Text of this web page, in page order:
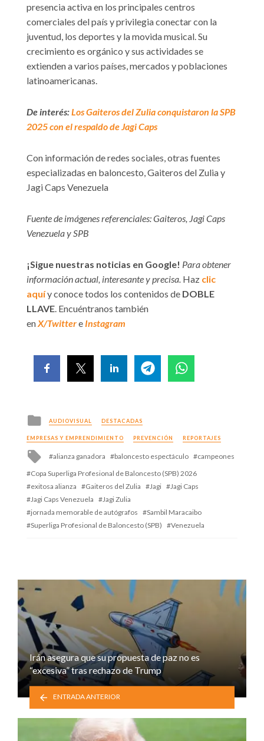
presencia activa en los principales centros
comerciales del país y privilegia conectar con la
juventud, los deportes y la movida musical. Su
crecimiento es orgánico y sus actividades se
extienden a varios países, mercados y poblaciones
latinoamericanas.
De interés:Los Gaiteros del Zulia conquistaron la SPB
2025 con el respaldo de Jagi Caps
Con información de redes sociales, otras fuentes
especializadas en baloncesto, Gaiteros del Zulia y
Jagi Caps Venezuela
Fuente de imágenes referenciales: Gaiteros, Jagi Caps
Venezuela y SPB
¡Sigue nuestras noticias en Google! Para obtener
información actual, interesante y precisa. Haz clic
aquíy conoce todos los contenidos de DOBLE
LLAVE . Encuéntranos también
en X/Twittere Instagram
Posted
in
AUDIOVISUAL DESTACADAS
EMPRESAS Y EMPRENDIMIENTO PREVENCIÓN REPORTAJES
Tagged
with
alianza ganadora baloncesto espectáculo
campeones
Copa Superliga Profesional de Baloncesto (SPB) 2026
exitosa alianza
Gaiteros del Zulia Jagi
Jagi Caps
Jagi Caps Venezuela
Jagi Zulia
jornada memorable de autógrafos
Sambil Maracaibo
Superliga Profesional de Baloncesto (SPB)
Venezuela
Irán asegura que su propuesta de paz no es
“excesiva” tras rechazo de Trump
ENTRADA ANTERIOR